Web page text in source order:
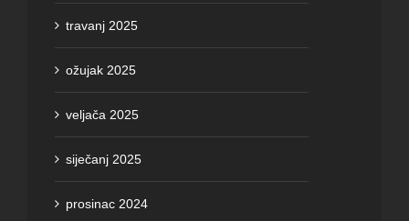
travanj 2025
ožujak 2025
veljača 2025
siječanj 2025
prosinac 2024